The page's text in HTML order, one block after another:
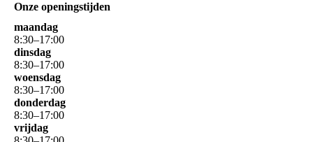
Onze openingstijden
maandag
8:30–17:00
dinsdag
8:30–17:00
woensdag
8:30–17:00
donderdag
8:30–17:00
vrijdag